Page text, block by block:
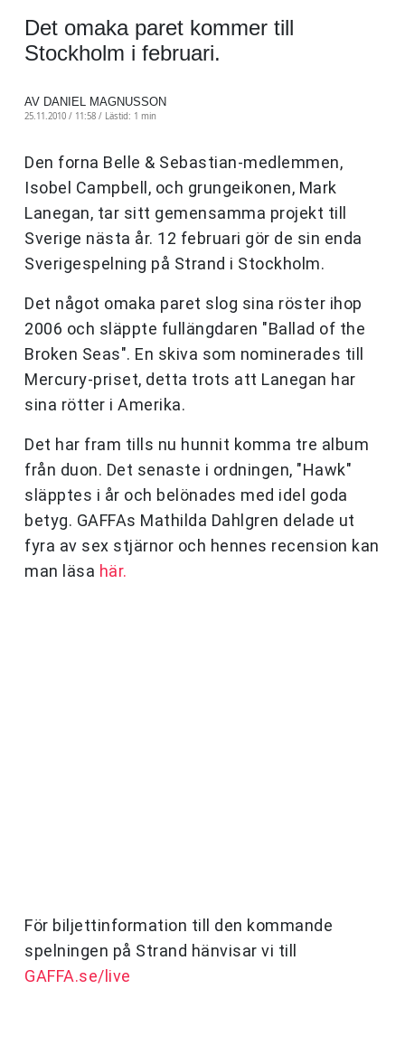
Det omaka paret kommer till
Stockholm i februari.
AV DANIEL MAGNUSSON
25.11.2010 / 11:58 / Lästid: 1 min
Den forna Belle & Sebastian-medlemmen,
Isobel Campbell, och grungeikonen, Mark
Lanegan, tar sitt gemensamma projekt till
Sverige nästa år. 12 februari gör de sin enda
Sverigespelning på Strand i Stockholm.
Det något omaka paret slog sina röster ihop
2006 och släppte fullängdaren "Ballad of the
Broken Seas". En skiva som nominerades till
Mercury-priset, detta trots att Lanegan har
sina rötter i Amerika.
Det har fram tills nu hunnit komma tre album
från duon. Det senaste i ordningen, "Hawk"
släpptes i år och belönades med idel goda
betyg. GAFFAs Mathilda Dahlgren delade ut
fyra av sex stjärnor och hennes recension kan
man läsa här.
För biljettinformation till den kommande
spelningen på Strand hänvisar vi till
GAFFA.se/live